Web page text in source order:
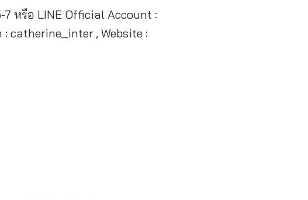
หรือ LINE Official Account :
catherine_inter , Website :